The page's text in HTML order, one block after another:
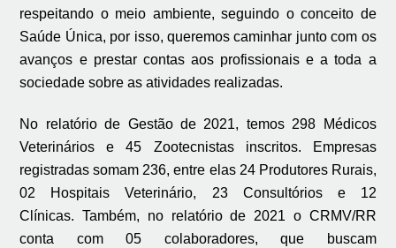
respeitando o meio ambiente, seguindo o conceito de
Saúde Única, por isso, queremos caminhar junto com os
avanços e prestar contas aos profissionais e a toda a
sociedade sobre as atividades realizadas.
No relatório de Gestão de 2021, temos 298 Médicos
Veterinários e 45 Zootecnistas inscritos. Empresas
registradas somam 236, entre elas 24 Produtores Rurais,
02 Hospitais Veterinário, 23 Consultórios e 12
Clínicas.Também, no relatório de 2021 o CRMV/RR
conta com05 colaboradores, que buscam